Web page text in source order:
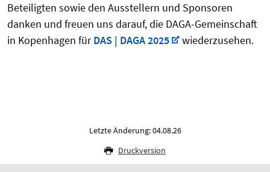
Beteiligten sowie den Ausstellern und Sponsoren
danken und freuen uns darauf, die DAGA-Gemeinschaft
in Kopenhagen fürDAS | DAGA 2025 wiederzusehen.
Letzte Änderung: 04.08.26
Druckversion